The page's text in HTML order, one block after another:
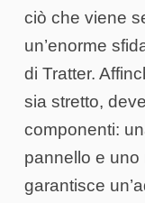
ciò che viene
un’enorme
di Tratter.
sia stretto,
componenti:
pannello e uno
garantisce